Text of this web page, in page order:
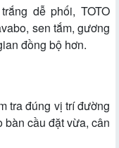
dễ phối, TOTO
sen tắm, gương
đồng bộ hơn.
tra đúng vị trí đường
bàn cầu đặt vừa, cân